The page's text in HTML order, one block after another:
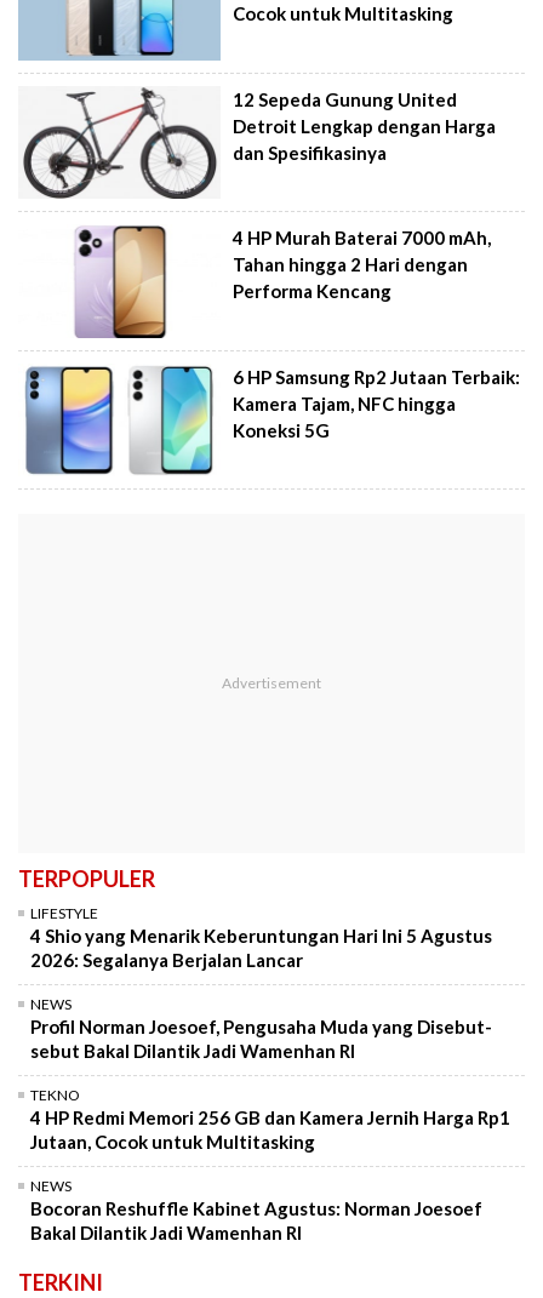
Cocok untuk Multitasking
12 Sepeda Gunung United
Detroit Lengkap dengan Harga
dan Spesifikasinya
4 HP Murah Baterai 7000 mAh,
Tahan hingga 2 Hari dengan
Performa Kencang
6 HP Samsung Rp2 Jutaan Terbaik:
Kamera Tajam, NFC hingga
Koneksi 5G
TERPOPULER
LIFESTYLE
4 Shio yang Menarik Keberuntungan Hari Ini 5 Agustus
2026: Segalanya Berjalan Lancar
NEWS
Profil Norman Joesoef, Pengusaha Muda yang Disebut-
sebut Bakal Dilantik Jadi Wamenhan RI
TEKNO
4 HP Redmi Memori 256 GB dan Kamera Jernih Harga Rp1
Jutaan, Cocok untuk Multitasking
NEWS
Bocoran Reshuffle Kabinet Agustus: Norman Joesoef
Bakal Dilantik Jadi Wamenhan RI
TERKINI